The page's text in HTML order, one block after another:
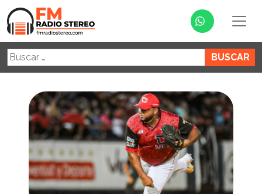
Buscar: